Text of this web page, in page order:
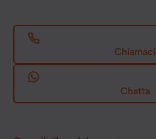
Chiamaci
Chatta